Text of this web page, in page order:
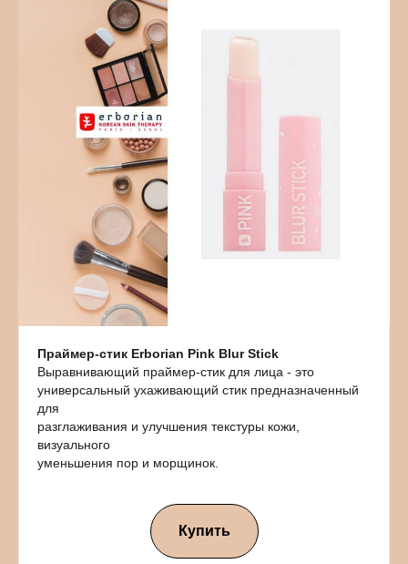
Праймер-стик Erborian Pink Blur Stick
Выравнивающий праймер-стик для лица - это
универсальный ухаживающий стик предназначенный
для
разглаживания и улучшения текстуры кожи,
визуального
уменьшения пор и морщинок.
Купить